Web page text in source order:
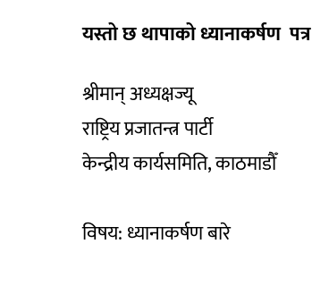
यस्तो छ थापाको ध्यानाकर्षण पत्र
श्रीमान् अध्यक्षज्यू
राष्ट्रिय प्रजातन्त्र पार्टी
केन्द्रीय कार्यसमिति, काठमाडौँ
विषय: ध्यानाकर्षण बारे